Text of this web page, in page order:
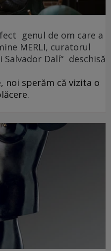
genul de om care a
MERLI, curatorul
Dalí“ deschisă
noi sperăm că vizita o